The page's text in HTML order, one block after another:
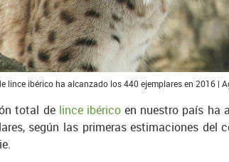
lince ibérico ha alcanzado los 440 ejemplares en 2016 |
total de lince ibéricoen nuestro país ha
según las primeras estimaciones del